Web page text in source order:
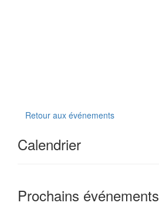
Retour aux événements
Calendrier
Prochains événements